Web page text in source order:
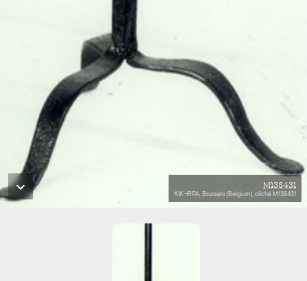
M138431
KIK-IRPA, Brussels (Belgium), cliché M138431